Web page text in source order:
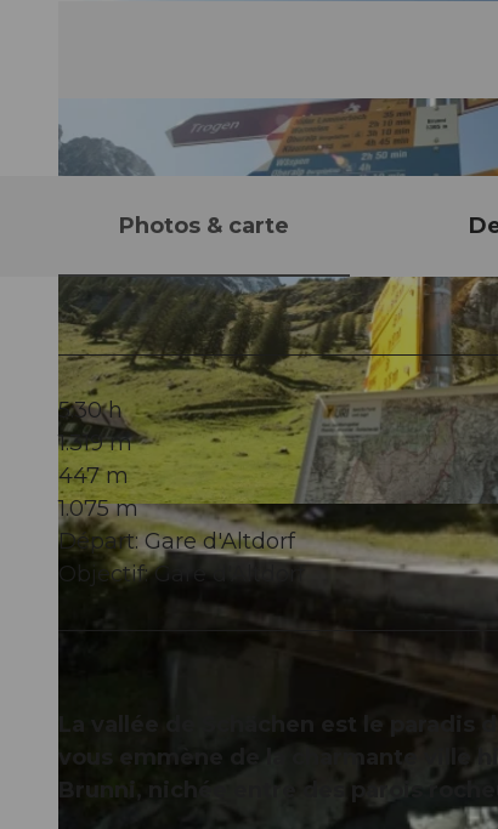
© ARE, Verein Urner Wanderwege |CC-BY
Photos & carte
5:30 h
1.319 m
447 m
1.075 m
Départ: Gare d'Altdorf
Objectif: Gare d'Altdorf
La vallée de Schächen est le paradis
vous emmène de la charmante ville
Brunni, nichée entre des parois